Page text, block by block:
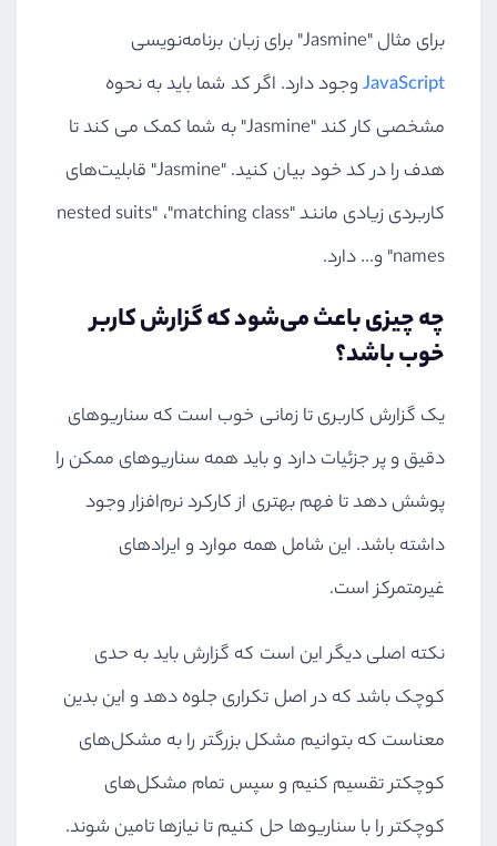
برای مثال "Jasmine" برای زبان برنامه‌نویسی
JavaScriptوجود دارد. اگر کد شما باید به نحوه
مشخصی کار کند "Jasmine" به شما کمک می کند تا
هدف را در کد خود بیان کنید. "Jasmine" قابلیت‌های
کاربردی زیادی مانند "nested suits" ،"matching class
names" و... دارد.
چه چیزی باعث می‌شود که گزارش کاربر
خوب باشد؟
یک گزارش کاربری تا زمانی خوب است که سناریوهای
دقیق و پر جزئیات دارد و باید همه سناریو‌های ممکن را
پوشش دهد تا فهم بهتری از کارکرد نرم‌افزار وجود
داشته باشد. این شامل همه موارد و ایراد‌های
غیرمتمرکز است.
نکته اصلی دیگر این است که گزارش باید به حدی
کوچک باشد که در اصل تکراری جلوه دهد و این بدین
معناست که بتوانیم مشکل بزرگتر را به مشکل‌های
کوچکتر تقسیم کنیم و سپس تمام مشکل‌های
کوچکتر را با سناریوها حل کنیم تا نیازها تامین شوند.